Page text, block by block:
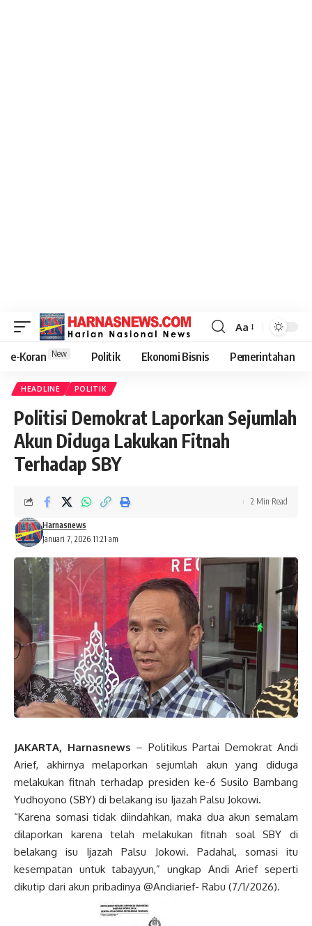
Aa
e-Koran New Politik Ekonomi Bisnis Pemerintahan
HEADLINE POLITIK
Politisi Demokrat Laporkan Sejumlah
Akun Diduga Lakukan Fitnah
Terhadap SBY
Januari 7, 2026 11:21 am
Harnasnews
2 Min Read
JAKARTA, Harnasnews – Politikus Partai Demokrat Andi
Arief, akhirnya melaporkan sejumlah akun yang diduga
melakukan fitnah terhadap presiden ke-6 Susilo Bambang
Yudhoyono (SBY) di belakang isu Ijazah Palsu Jokowi.
“Karena somasi tidak diindahkan, maka dua akun semalam
dilaporkan karena telah melakukan fitnah soal SBY di
belakang isu Ijazah Palsu Jokowi. Padahal, somasi itu
kesempatan untuk tabayyun,” ungkap Andi Arief seperti
dikutip dari akun pribadinya @Andiarief- Rabu (7/1/2026).